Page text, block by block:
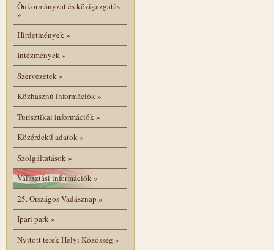
Önkormányzat és közigazgatás
»
Hirdetmények»
Intézmények»
Szervezetek»
Közhasznú információk»
Turisztikai információk»
Közérdekű adatok»
Szolgáltatások»
Választási információk»
25. Országos Vadásznap »
Ipari park»
Nyitott terek Helyi Közösség »